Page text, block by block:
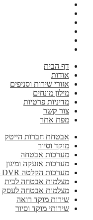
דף הבית
אודות
אזורי שירות וסניפים
מילון מונחים
מדיניות פרטיות
צור קשר
מפת אתר
אבטחת חברות הייטק
מוקד וסיור
מערכות אבטחה
מערכות אזעקה ומיגון
מערכות הקלטה NVR – DVR
מצלמות אבטחה לבית
מצלמות אבטחה לעסק
שירות מוקד רואה
שירותי מוקד וסיור